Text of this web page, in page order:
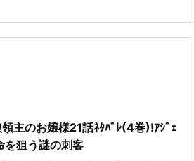
主のお嬢様21話ﾈﾀﾊﾞﾚ(4巻)!ｱｼﾞｪ
を狙う謎の刺客